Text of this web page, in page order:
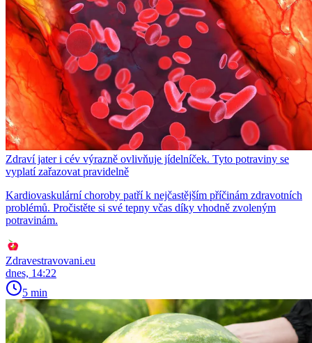
Zdraví jater i cév výrazně ovlivňuje jídelníček. Tyto potraviny se
vyplatí zařazovat pravidelně
Kardiovaskulární choroby patří k nejčastějším příčinám zdravotních
problémů. Pročistěte si své tepny včas díky vhodně zvoleným
potravinám.
Zdravestravovani.eu
dnes, 14:22
5 min